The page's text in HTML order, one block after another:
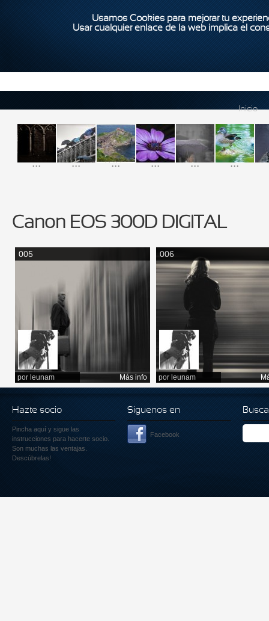
Usamos Cookies para mejorar tu
Usar cualquier enlace de la web implica el
Inicio
... ... ... ... ... ...
Canon EOS 300D DIGITAL
005
por leunam Más info
006
por leunam
Hazte socio
Pincha aquí y sigue las
instrucciones para hacerte socio.
Son muchas las ventajas.
Descúbrelas!
Siguenos en
Facebook